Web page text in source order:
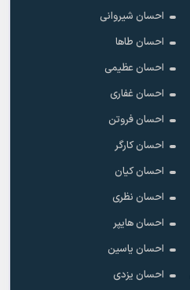
احسان شیروانی
احسان طاها
احسان عظیمی
احسان غفاری
احسان فروتن
احسان کارگر
احسان کیان
احسان نظری
احسان هایپر
احسان یاسین
احسان یزدی